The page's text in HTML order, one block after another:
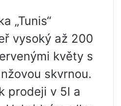
„Tunis“
vysoký až 200
květy s
skvrnou.
prodeji v 5l a